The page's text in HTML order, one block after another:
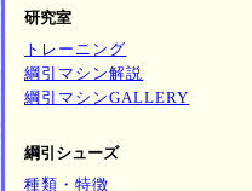
研究室
トレーニング
綱引マシン解説
綱引マシンGALLERY
綱引シューズ
種類・特徴